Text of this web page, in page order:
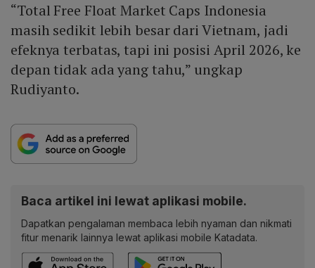
“Total Free Float Market Caps Indonesia
masih sedikit lebih besar dari Vietnam, jadi
efeknya terbatas, tapi ini posisi April 2026, ke
depan tidak ada yang tahu,” ungkap
Rudiyanto.
Baca artikel ini lewat aplikasi mobile.
Dapatkan pengalaman membaca lebih nyaman dan nikmati
fitur menarik lainnya lewat aplikasi mobile Katadata.